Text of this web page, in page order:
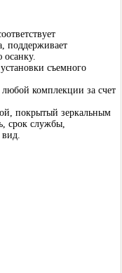
поддерживает
осанку.
съемного
комплекции за счет
покрытый зеркальным
срок службы,
вид.